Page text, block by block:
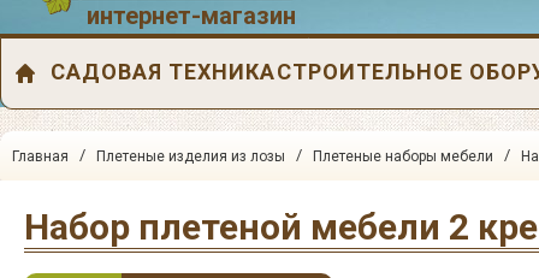
интернет-магазин
САДОВАЯ ТЕХНИКАСТРОИТЕЛЬНОЕ
Главная / Плетеные изделия из лозы / Плетеные наборы мебели /
Набор плетеной мебели 2